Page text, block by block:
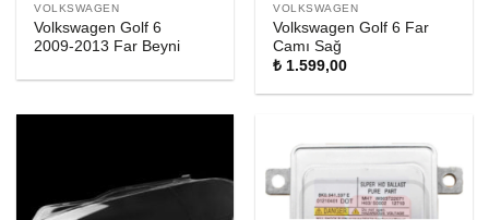
VOLKSWAGEN
Volkswagen Golf 6
2009-2013 Far Beyni
VOLKSWAGEN
Volkswagen Golf 6 Far
Camı Sağ
₺ 1.599,00